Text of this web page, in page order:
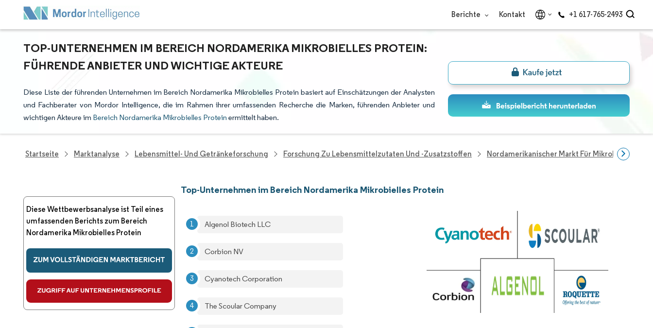
Berichte Kontakt +1 617-765-2493
TOP-UNTERNEHMEN IM BEREICH NORDAMERIKA MIKROBIELLES PROTEIN:
FÜHRENDE ANBIETER UND WICHTIGE AKTEURE
Diese Liste der führenden Unternehmen im Bereich Nordamerika Mikrobielles Protein basiert auf Einschätzungen der Analysten
und Fachberater von Mordor Intelligence, die im Rahmen ihrer umfassenden Recherche die Marken, führenden Anbieter und
wichtigen Akteure im Bereich Nordamerika Mikrobielles Protein ermittelt haben.
Startseite Marktanalyse Lebensmittel- Und Getränkeforschung Forschung Zu Lebensmittelzutaten Und -zusatzstoffen Nordamerikanischer Markt Für Mikrobielle
Diese Wettbewerbsanalyse ist Teil eines
umfassenden Berichts zum Bereich
Nordamerika Mikrobielles Protein
Top-Unternehmen im Bereich Nordamerika Mikrobielles Protein
Algenol Biotech LLC
Corbion NV
Cyanotech Corporation
The Scoular Company